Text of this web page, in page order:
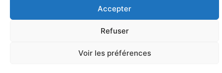
Accepter
Refuser
Voir les préférences